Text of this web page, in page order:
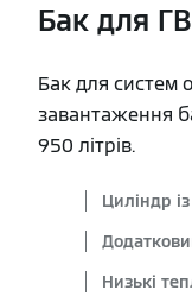
Бак для
Бак для систем
завантаження
950 літрів.
Циліндр
Низькі